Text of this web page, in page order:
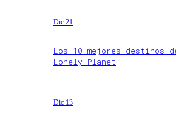
Dic 21
Los 10 mejores destinos
Lonely Planet
Dic 13